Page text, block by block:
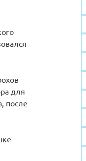
для
после